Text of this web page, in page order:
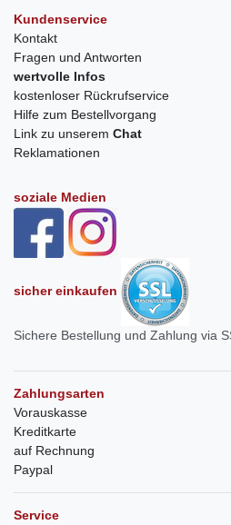
Kundenservice
Kontakt
Fragen und Antworten
wertvolle Infos
kostenloser Rückrufservice
Hilfe zum Bestellvorgang
Link zu unserem Chat
Reklamationen
soziale Medien
sicher einkaufen
Sichere Bestellung und Zahlung via
Zahlungsarten
Vorauskasse
Kreditkarte
auf Rechnung
Paypal
Service